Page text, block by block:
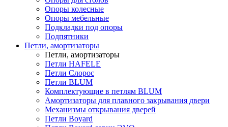
Опоры колесные
Опоры мебельные
Подкладки под опоры
Подпятники
Петли, амортизаторы
Петли, амортизаторы
Петли HAFELE
Петли Слорос
Петли BLUM
Комплектующие в петлям BLUM
Амортизаторы для плавного закрывания двери
Механизмы открывания дверей
Петли Boyard